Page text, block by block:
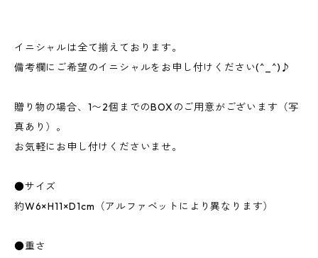
イニシャルは全て揃えております。
備考欄にご希望のイニシャルをお申し付けください(^_^)♪
贈り物の場合、1〜2個までのBOXのご用意がございます（写
真あり）。
お気軽にお申し付けくださいませ。
●サイズ
約W6×H11×D1cm（アルファベットにより異なります）
●重さ